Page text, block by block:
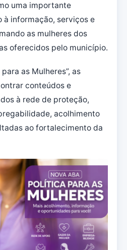
uma importante
à informação, serviços e
as mulheres dos
oferecidos pelo município.
as Mulheres”, as
conteúdos e
à rede de proteção,
acolhimento
ao fortalecimento da